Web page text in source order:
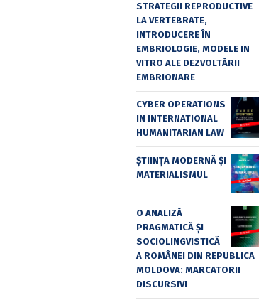
STRATEGII REPRODUCTIVE
LA VERTEBRATE,
INTRODUCERE ÎN
EMBRIOLOGIE, MODELE IN
VITRO ALE DEZVOLTĂRII
EMBRIONARE
CYBER OPERATIONS
IN INTERNATIONAL
HUMANITARIAN LAW
ȘTIINȚA MODERNĂ ȘI
MATERIALISMUL
O ANALIZĂ
PRAGMATICĂ ȘI
SOCIOLINGVISTICĂ
A ROMÂNEI DIN REPUBLICA
MOLDOVA: MARCATORII
DISCURSIVI